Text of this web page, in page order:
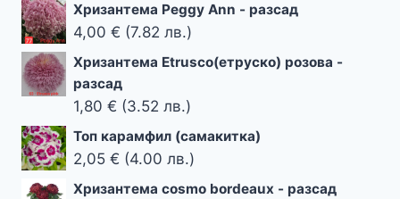
Хризантема Peggy Ann - разсад
4,00 € (7.82 лв.)
Хризантема Etrusco(етруско) розова -
разсад
1,80 € (3.52 лв.)
Топ карамфил (самакитка)
2,05 € (4.00 лв.)
Хризантема cosmo bordeaux - разсад